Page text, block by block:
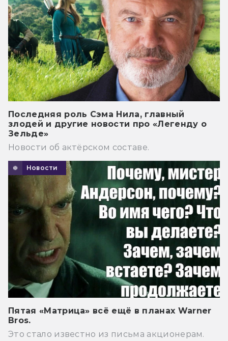
Последняя роль Сэма Нила, главный
злодей и другие новости про «Легенду о
Зельде»
Новости об актёрском составе.
Новости
Пятая «Матрица» всё ещё в планах Warner
Bros.
Это стало известно из письма акционерам.